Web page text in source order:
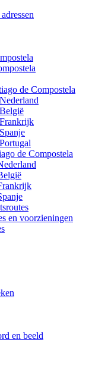
de Compostela
de Compostela
en voorzieningen
en beeld